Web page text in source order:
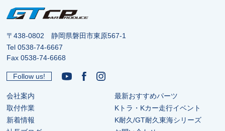
〒438-0802 静岡県磐田市東原567-1
Tel0538-74-6667
Fax 0538-74-6668
Follow us!
会社案内
取付作業
新着情報
最新おすすめパーツ
Kトラ・Kカー走行イベント
K耐久/GT耐久東海シリーズ